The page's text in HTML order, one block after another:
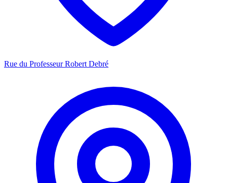
Rue du Professeur Robert Debré